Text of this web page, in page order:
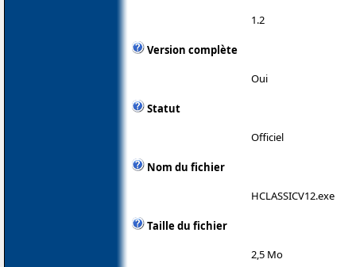
1.2
Version complète
Oui
Statut
Officiel
Nom du fichier
HCLASSICV12.exe
Taille du fichier
2,5 Mo